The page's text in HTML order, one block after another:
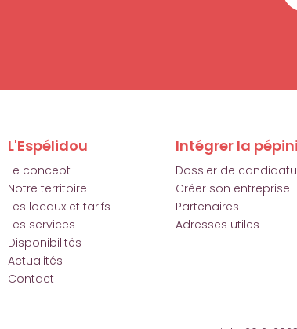
L'Espélidou
Le concept
Notre territoire
Les locaux et tarifs
Les services
Disponibilités
Actualités
Contact
Intégrer la
Dossier de
Créer son entreprise
Partenaires
Adresses utiles